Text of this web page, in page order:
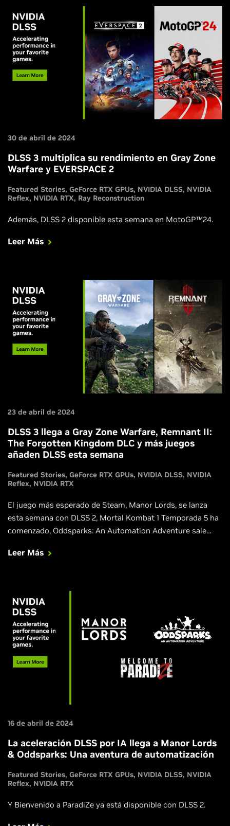
30 de abril de 2024
DLSS 3 multiplica su rendimiento en Gray Zone
Warfare y EVERSPACE 2
Featured Stories GeForce RTX GPUs NVIDIA DLSS NVIDIA
Reflex NVIDIA RTX Ray Reconstruction
Además, DLSS 2 disponible esta semana en MotoGP™24.
Leer Más
23 de abril de 2024
DLSS 3 llega a Gray Zone Warfare, Remnant II:
The Forgotten Kingdom DLC y más juegos
añaden DLSS esta semana
Featured Stories GeForce RTX GPUs NVIDIA DLSS NVIDIA
Reflex NVIDIA RTX
El juego más esperado de Steam, Manor Lords, se lanza
esta semana con DLSS 2, Mortal Kombat 1 Temporada 5 ha
comenzado, Oddsparks: An Automation Adventure sale
Leer Más
16 de abril de 2024
La aceleración DLSS por IA llega a Manor Lords
& Oddsparks: Una aventura de automatización
Featured Stories GeForce RTX GPUs NVIDIA DLSS NVIDIA
Reflex NVIDIA RTX
Y Bienvenido a ParadiZe ya está disponible con DLSS 2.